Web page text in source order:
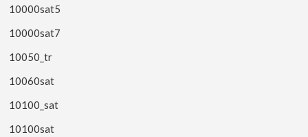
10000sat5
10000sat7
10050_tr
10060sat
10100_sat
10100sat